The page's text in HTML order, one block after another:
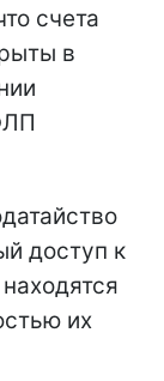
счета
в
доступ к
их